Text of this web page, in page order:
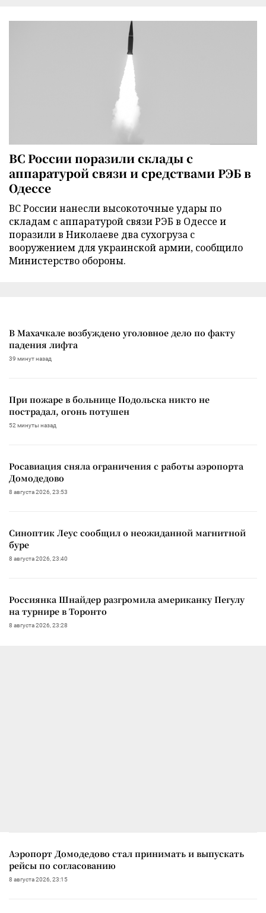
ВС России поразили склады с
аппаратурой связи и средствами РЭБ в
Одессе
ВС России нанесли высокоточные удары по
складам с аппаратурой связи РЭБ в Одессе и
поразили в Николаеве два сухогруза с
вооружением для украинской армии, сообщило
Министерство обороны.
В Махачкале возбуждено уголовное дело по факту
падения лифта
39 минут назад
При пожаре в больнице Подольска никто не
пострадал, огонь потушен
52 минуты назад
Росавиация сняла ограничения с работы аэропорта
Домодедово
8 августа 2026, 23:53
Синоптик Леус сообщил о неожиданной магнитной
буре
8 августа 2026, 23:40
Россиянка Шнайдер разгромила американку Пегулу
на турнире в Торонто
8 августа 2026, 23:28
Аэропорт Домодедово стал принимать и выпускать
рейсы по согласованию
8 августа 2026, 23:15